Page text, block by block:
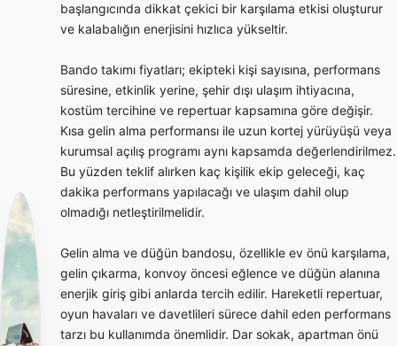
başlangıcında dikkat çekici bir karşılama etkisi oluşturur
ve kalabalığın enerjisini hızlıca yükseltir.
Bando takımı fiyatları; ekipteki kişi sayısına, performans
süresine, etkinlik yerine, şehir dışı ulaşım ihtiyacına,
kostüm tercihine ve repertuar kapsamına göre değişir.
Kısa gelin alma performansı ile uzun kortej yürüyüşü veya
kurumsal açılış programı aynı kapsamda değerlendirilmez.
Bu yüzden teklif alırken kaç kişilik ekip geleceği, kaç
dakika performans yapılacağı ve ulaşım dahil olup
olmadığı netleştirilmelidir.
Gelin alma ve düğün bandosu, özellikle ev önü karşılama,
gelin çıkarma, konvoy öncesi eğlence ve düğün alanına
enerjik giriş gibi anlarda tercih edilir. Hareketli repertuar,
oyun havaları ve davetlileri sürece dahil eden performans
tarzı bu kullanımda önemlidir. Dar sokak, apartman önü